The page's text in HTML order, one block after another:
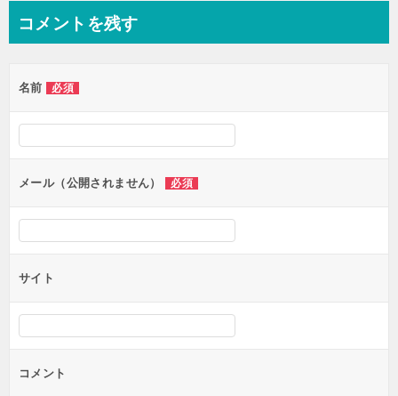
ビ
ー
シ
ョ
ン
コメントを残す
名前 必須
メール（公開されません） 必須
サイト
コメント